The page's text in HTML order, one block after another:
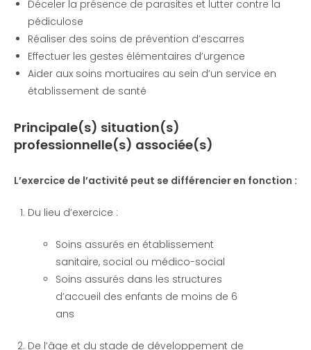
Déceler la présence de parasites et lutter contre la
pédiculose
Réaliser des soins de prévention d’escarres
Effectuer les gestes élémentaires d’urgence
Aider aux soins mortuaires au sein d’un service en
établissement de santé
Principale(s) situation(s)
professionnelle(s) associée(s)
L’exercice de l’activité peut se différencier en fonction :
Du lieu d’exercice :
Soins assurés en établissement
sanitaire, social ou médico-social
Soins assurés dans les structures
d’accueil des enfants de moins de 6
ans
De l’âge et du stade de développement de